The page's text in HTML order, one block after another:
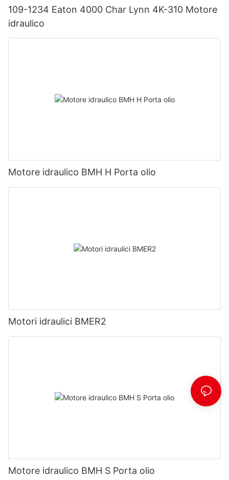
109-1234 Eaton 4000 Char Lynn 4K-310 Motore
idraulico
Motore idraulico BMH H Porta olio
Motori idraulici BMER2
Motore idraulico BMH S Porta olio